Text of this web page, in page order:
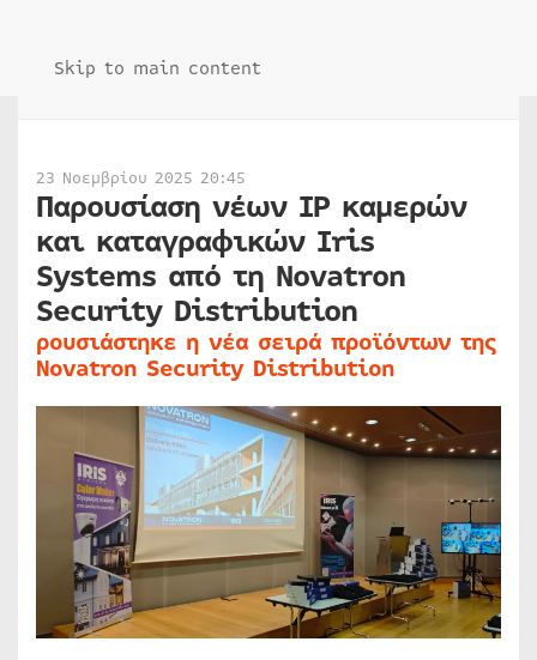
Skip to main content
23 Νοεμβρίου 2025 20:45
Παρουσίαση νέων IP καμερών
και καταγραφικών Iris
Systems από τη Novatron
Security Distribution
ρουσιάστηκε η νέα σειρά προϊόντων της
Novatron Security Distribution